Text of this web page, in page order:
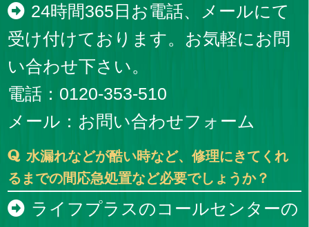
24時間365日お電話、メールにて
受け付けております。お気軽にお問
い合わせ下さい。
電話：0120-353-510
メール： お問い合わせフォーム
水漏れなどが酷い時など、修理にきてくれ
るまでの間応急処置など必要でしょうか？
ライフプラスのコールセンターの